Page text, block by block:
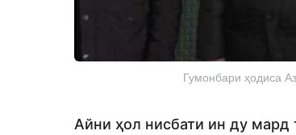
Гумонбари ҳодиса
Айни ҳол нисбати ин ду